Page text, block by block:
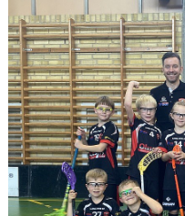
OM KLUBBEN
MEDLEMSKAP
TRÄNINGSTIDER
FÖRENINGSKLÄDER
KIOSK
DOMARE